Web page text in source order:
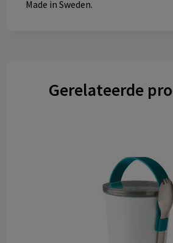
Made in Sweden.
Gerelateerde